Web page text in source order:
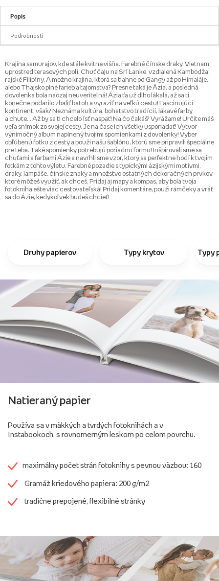
Popis
Podrobnosti
Krajina samurajov, kde stále kvitne višňa. Farebné čínske draky. Vietnam
uprostred terasových polí. Chuť čaju na Srí Lanke, vzdialená Kambodža,
rajské Filipíny. A možno krajina, ktorá sa tiahne od Gangy až po Himaláje,
alebo Thajsko plné farieb a tajomstva? Presne taká je Ázia, a posledná
dovolenka bola naozaj neuveriteľná! Ázia ťa už dlho lákala, až sa ti
konečne podarilo zbaliť batoh a vyraziť na veľkú cestu! Fascinujúci
kontinent, však? Neznáma kultúra, bohatstvo tradícií, lákavé farby
a chute… Až by sa ti chcelo ísť naspäť! Na čo čakáš? Vyrážame! Určite máš
veľa snímok zo svojej cesty. Je na čase ich všetky usporiadať! Vytvor
výnimočný album naplnený tvojimi spomienkami z dovolenky! Vyber
obľúbenú fotku z cesty a použi našu šablónu, ktorú sme pripravili špeciálne
pre teba. Také spomienky potrebujú poriadnu formu! Inšpirovali sme sa
chuťami a farbami Ázie a navrhli sme vzor, ktorý sa perfektne hodí k tvojim
fotkám z tohto výletu. Farebné pozadie s typickými ázijskými motívmi,
draky, lampáše, čínske znaky a množstvo ostatných dekoračných prvkov,
ktoré môžeš využiť, ak chceš. Pridaj aj mapy a kompas, aby bola tvoja
fotokniha ešte viac cestovateľská! Pridaj komentáre, použi rámčeky a vráť
sa do Ázie, kedykoľvek budeš chcieť!
Druhy papierov Typy krytov Typy
Natieraný papier
Používa sa v mäkkých a tvrdých fotoknihách a v
Instabookoch, s rovnomerným leskom po celom povrchu.
maximálny počet strán fotoknihy s pevnou väzbou: 160
Gramáž kriedového papiera: 200 g/m2
tradične prepojené, flexibilné stránky